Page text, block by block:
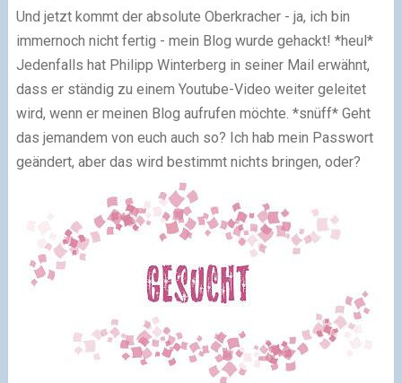
Und jetzt kommt der absolute Oberkracher - ja, ich bin
immernoch nicht fertig - mein Blog wurde gehackt! *heul*
Jedenfalls hat Philipp Winterberg in seiner Mail erwähnt,
dass er ständig zu einem Youtube-Video weiter geleitet
wird, wenn er meinen Blog aufrufen möchte. *snüff* Geht
das jemandem von euch auch so? Ich hab mein Passwort
geändert, aber das wird bestimmt nichts bringen, oder?